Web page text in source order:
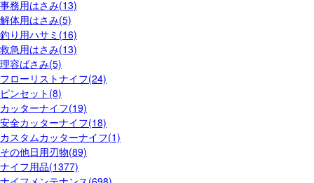
事務用はさみ(13)
解体用はさみ(5)
釣り用ハサミ(16)
救急用はさみ(13)
理容ばさみ(5)
フローリストナイフ(24)
ピンセット(8)
カッターナイフ(19)
安全カッターナイフ(18)
カスタムカッターナイフ(1)
その他日用刃物(89)
ナイフ用品(1377)